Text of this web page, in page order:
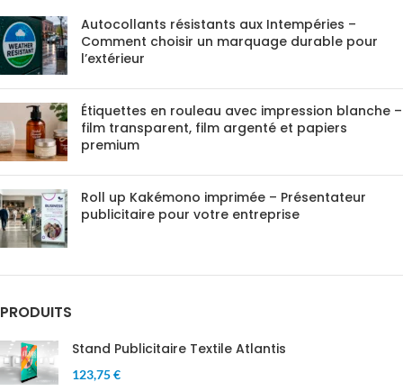
Autocollants résistants aux Intempéries –
Comment choisir un marquage durable pour
l’extérieur
Étiquettes en rouleau avec impression blanche –
film transparent, film argenté et papiers
premium
Roll up Kakémono imprimée – Présentateur
publicitaire pour votre entreprise
PRODUITS
Stand Publicitaire Textile Atlantis
123,75 €